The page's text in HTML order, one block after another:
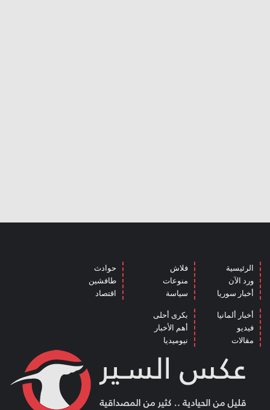
الرئيسية
ورد الآن
أخبار سوريا
فلاش
منوعات
سياسة
حوادث
طافشين
اقتصاد
أخبار ألمانيا
فيديو
مقالات
بكرى أحلى
أهم الأخبار
نيوميديا